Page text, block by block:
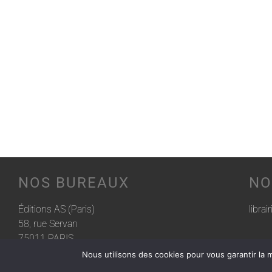
NOS BUREAUX
Éditions AS (Paris)
58, rue Servan
75011 PARIS
Nous utilisons des cookies pour vous garantir